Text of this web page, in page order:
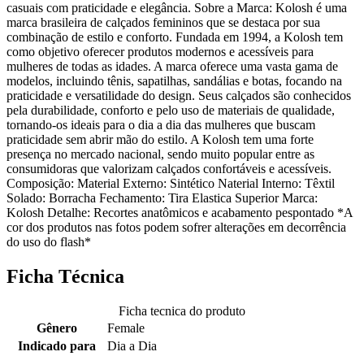
casuais com praticidade e elegância. Sobre a Marca: Kolosh é uma
marca brasileira de calçados femininos que se destaca por sua
combinação de estilo e conforto. Fundada em 1994, a Kolosh tem
como objetivo oferecer produtos modernos e acessíveis para
mulheres de todas as idades. A marca oferece uma vasta gama de
modelos, incluindo tênis, sapatilhas, sandálias e botas, focando na
praticidade e versatilidade do design. Seus calçados são conhecidos
pela durabilidade, conforto e pelo uso de materiais de qualidade,
tornando-os ideais para o dia a dia das mulheres que buscam
praticidade sem abrir mão do estilo. A Kolosh tem uma forte
presença no mercado nacional, sendo muito popular entre as
consumidoras que valorizam calçados confortáveis e acessíveis.
Composição: Material Externo: Sintético Naterial Interno: Têxtil
Solado: Borracha Fechamento: Tira Elastica Superior Marca:
Kolosh Detalhe: Recortes anatômicos e acabamento pespontado *A
cor dos produtos nas fotos podem sofrer alterações em decorrência
do uso do flash*
Ficha Técnica
Ficha tecnica do produto
Gênero
Female
Indicado para
Dia a Dia